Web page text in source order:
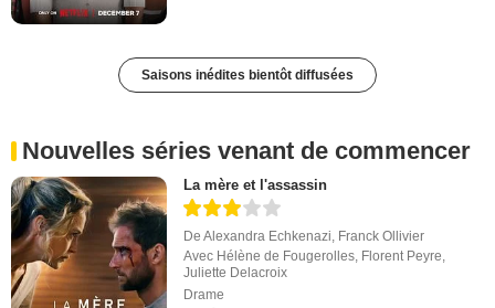
Saisons inédites bientôt diffusées
Nouvelles séries venant de commencer
La mère et l'assassin
DeAlexandra Echkenazi, Franck Ollivier
Avec Hélène de Fougerolles, Florent Peyre,
Juliette Delacroix
Drame